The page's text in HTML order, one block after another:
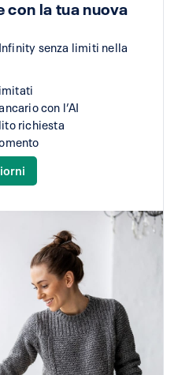
la tua nuova
senza limiti nella
con l’AI
richiesta